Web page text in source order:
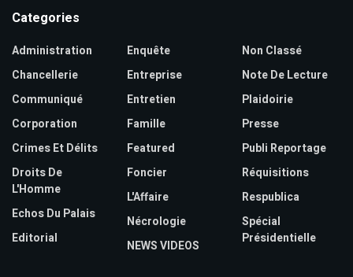
Categories
Administration
Chancellerie
Communiqué
Corporation
Crimes Et Délits
Droits De
L'Homme
Echos Du Palais
Editorial
Enquête
Entreprise
Entretien
Famille
Featured
Foncier
L'Affaire
Nécrologie
NEWS VIDEOS
Non Classé
Note De Lecture
Plaidoirie
Presse
Publi Reportage
Réquisitions
Respublica
Spécial
Présidentielle